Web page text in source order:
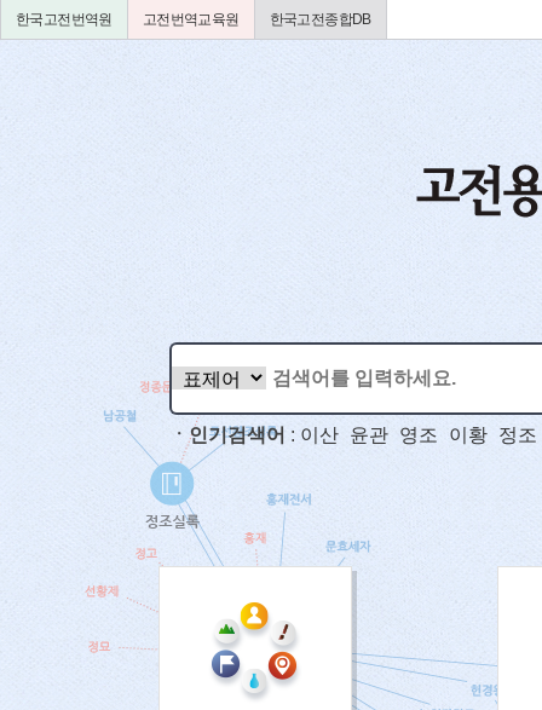
한국고전번역원 고전번역교육원 한국고전종합DB
ㆍ인기검색어 : 이산 윤관 영조 이황 정조